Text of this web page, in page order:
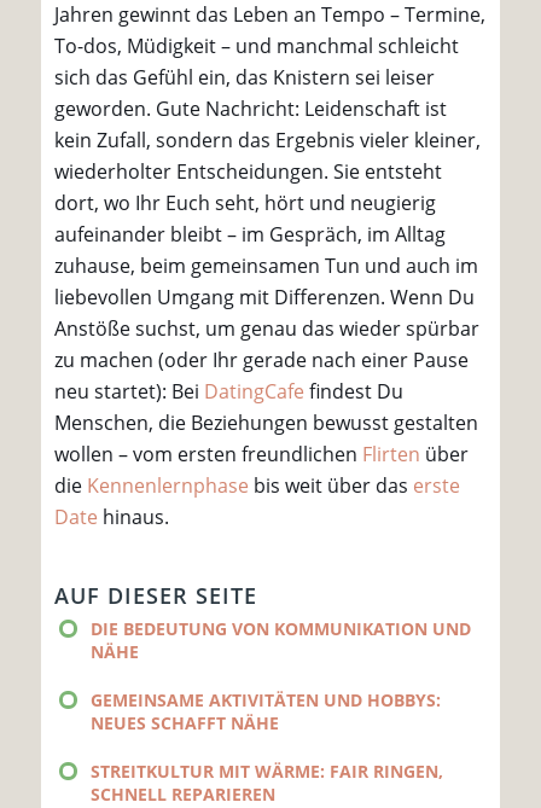
Jahren gewinnt das Leben an Tempo – Termine,
To-dos, Müdigkeit – und manchmal schleicht
sich das Gefühl ein, das Knistern sei leiser
geworden. Gute Nachricht: Leidenschaft ist
kein Zufall, sondern das Ergebnis vieler kleiner,
wiederholter Entscheidungen. Sie entsteht
dort, wo Ihr Euch seht, hört und neugierig
aufeinander bleibt – im Gespräch, im Alltag
zuhause, beim gemeinsamen Tun und auch im
liebevollen Umgang mit Differenzen. Wenn Du
Anstöße suchst, um genau das wieder spürbar
zu machen (oder Ihr gerade nach einer Pause
neu startet): Bei DatingCafe findest Du
Menschen, die Beziehungen bewusst gestalten
wollen – vom ersten freundlichen Flirten über
die Kennenlernphase bis weit über das erste
Date hinaus.
AUF DIESER SEITE
DIE BEDEUTUNG VON KOMMUNIKATION UND
NÄHE
GEMEINSAME AKTIVITÄTEN UND HOBBYS:
NEUES SCHAFFT NÄHE
STREITKULTUR MIT WÄRME: FAIR RINGEN,
SCHNELL REPARIEREN